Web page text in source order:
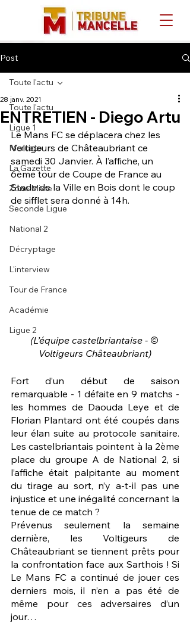
Post
Toute l'actu
Ligue 1
Mercato
La Gazette
Zone Mixte
Seconde Ligue
National 2
Décryptage
L'interview
Tour de France
Académie
Ligue 2
Toute l'actu
ENTRETIEN - Diego Artu
28 janv. 2021
Le Mans FC se déplacera chez les
Voltigeurs de Châteaubriant ce
samedi 30 Janvier. À l’affiche, un
6ème tour de Coupe de France au
Stade de la Ville en Bois dont le coup
de sifflet sera donné à 14h.
(L’équipe castelbriantaise - ©
Voltigeurs Châteaubriant)
Fort d’un début de saison
remarquable - 1 défaite en 9 matchs -
les hommes de Daouda Leye et de
Florian Plantard ont été coupés dans
leur élan suite au protocole sanitaire.
Les castelbriantais pointent à la 2ème
place du groupe A de National 2, si
l’affiche était palpitante au moment
du tirage au sort, n’y a-t-il pas une
injustice et une inégalité concernant la
tenue de ce match ?
Prévenus seulement la semaine
dernière, les Voltigeurs de
Châteaubriant se tiennent prêts pour
la confrontation face aux Sarthois ! Si
Le Mans FC a continué de jouer ces
derniers mois, il n’en a pas été de
même pour ces adversaires d’un
jour…